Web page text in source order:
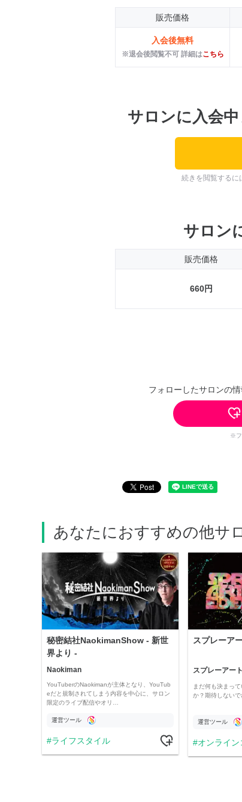
販売価格
入会後無料
※退会後閲覧不可 詳細はこちら
サロンに入会
続きを閲覧するに
サロン
販売価格
660円
フォローしたサロンの
※フ
あなたにおすすめの他サ
秘密結社NaokimanShow - 新世
界より -
Naokiman
YouTuberのNaokimanが主体となり、YouTub
eだと規制されてしまう内容を中心に、サロン
限定のライブ配信やオリ…
運営ツール
ライフスタイル
スプレーア
スプレーアー
まだ何も決まっ
か？期待しないで
運営ツール
オンライン